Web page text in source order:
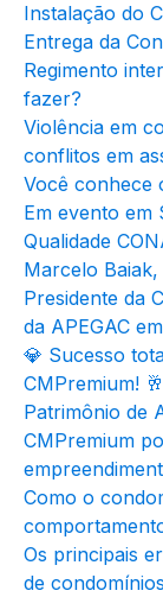
Instalação do
Entrega da
Regimento
fazer?
Violência em
conflitos em
Você conhece
Em evento em
Qualidade
Marcelo
Presidente da
da APEGAC
💎 Sucesso
CMPremium! 🥂
Patrimônio de
CMPremium
Como o
Os principais
de condomínios